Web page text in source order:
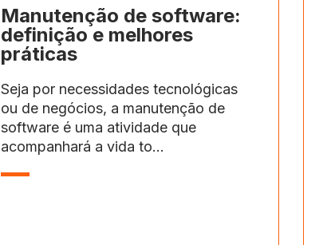
Manutenção de software:
definição e melhores
práticas
Seja por necessidades tecnológicas
ou de negócios, a manutenção de
software é uma atividade que
acompanhará a vida to...